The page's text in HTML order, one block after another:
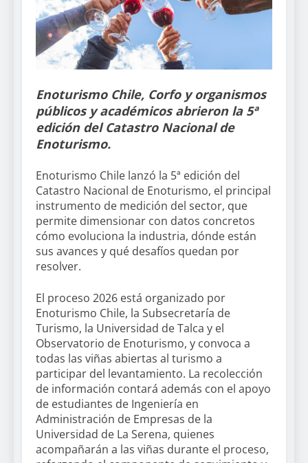
Enoturismo Chile, Corfo y organismos
públicos y académicos abrieron la 5ª
edición del Catastro Nacional de
Enoturismo.
Enoturismo Chile lanzó la 5ª edición del
Catastro Nacional de Enoturismo, el principal
instrumento de medición del sector, que
permite dimensionar con datos concretos
cómo evoluciona la industria, dónde están
sus avances y qué desafíos quedan por
resolver.
El proceso 2026 está organizado por
Enoturismo Chile, la Subsecretaría de
Turismo, la Universidad de Talca y el
Observatorio de Enoturismo, y convoca a
todas las viñas abiertas al turismo a
participar del levantamiento. La recolección
de información contará además con el apoyo
de estudiantes de Ingeniería en
Administración de Empresas de la
Universidad de La Serena, quienes
acompañarán a las viñas durante el proceso,